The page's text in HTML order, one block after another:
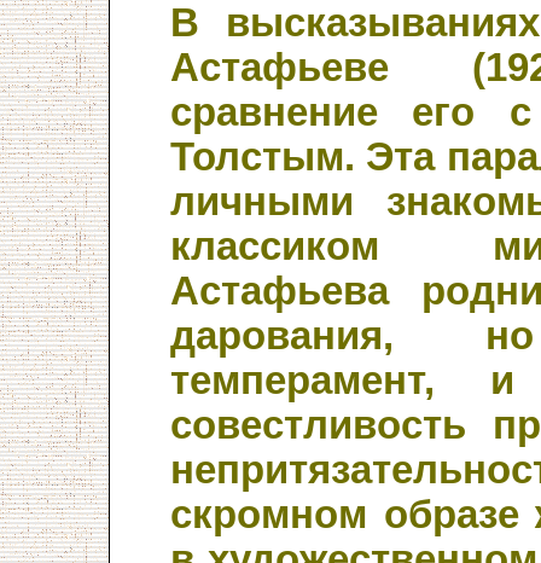
В
Астафьеве
сравнение его
Толстым. Эта
личными
классиком
Астафьева
дарования,
темперамент, и
совестливость
скромном